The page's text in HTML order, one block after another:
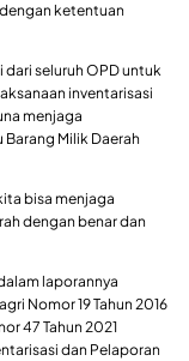
ketentuan
dari seluruh OPD untuk
inventarisasi
menjaga
Milik Daerah
bisa menjaga
dengan benar dan
laporannya
Nomor 19 Tahun 2016
47 Tahun 2021
dan Pelaporan